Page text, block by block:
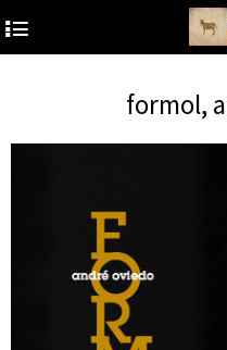
4
formol,